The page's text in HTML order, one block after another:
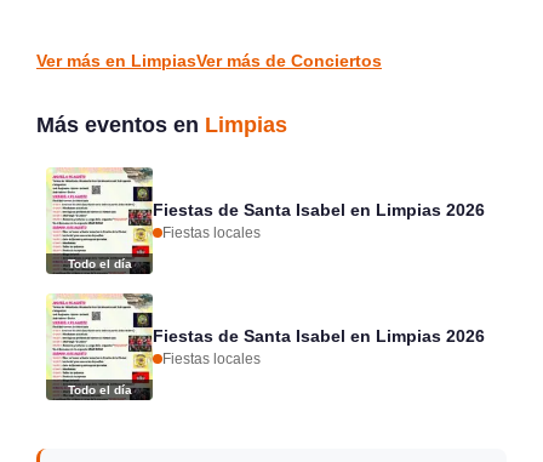
Ver más en LimpiasVer más de Conciertos
Más eventos en Limpias
Todo el día
Fiestas de Santa Isabel en Limpias 2026
Fiestas locales
Todo el día
Fiestas de Santa Isabel en Limpias 2026
Fiestas locales